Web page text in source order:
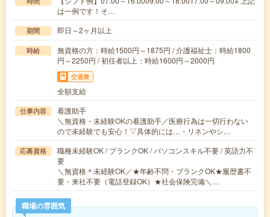
は一例です！そ…
期間 即日～2ヶ月以上
時給
無資格の方：時給1500円～1875円 / 介護福祉士：時給1800
円～2250円 / 初任者以上：時給1600円～2000円
交通費
全額支給
仕事内容
看護助手
＼無資格・未経験OKの看護助手／医療行為は一切行わない
ので未経験でも安心！▽具体的には…・リネンやシ…
応募資格
職種未経験OK / ブランクOK / パソコンスキル不要 / 英語力不
要
＼無資格＊未経験OK／★年齢不問・ブランクOK★履歴書不
要・来社不要（電話登録OK）★社会保険完備＼…
職場の雰囲気